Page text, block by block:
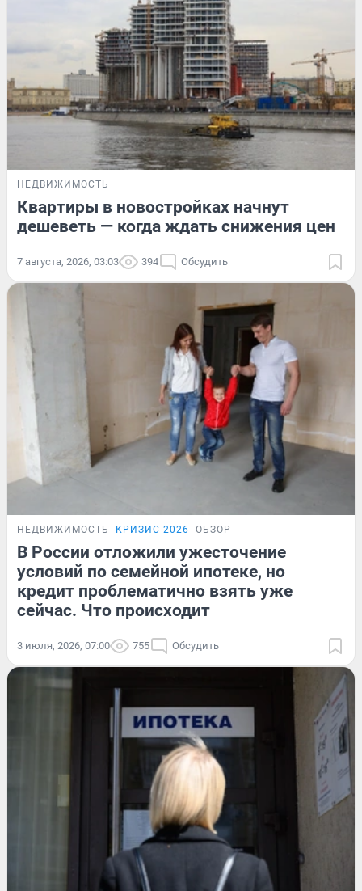
НЕДВИЖИМОСТЬ
Квартиры в новостройках начнут
дешеветь — когда ждать снижения цен
7 августа, 2026, 03:03 394 Обсудить
НЕДВИЖИМОСТЬ КРИЗИС-2026 ОБЗОР
В России отложили ужесточение
условий по семейной ипотеке, но
кредит проблематично взять уже
сейчас. Что происходит
3 июля, 2026, 07:00 755 Обсудить